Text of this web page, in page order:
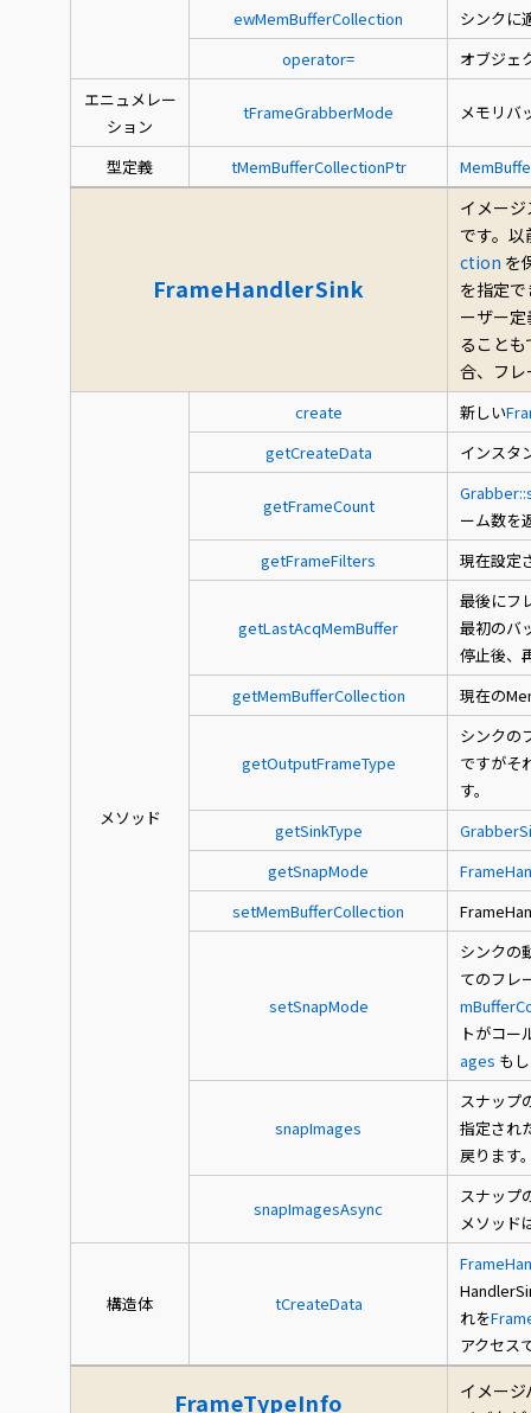
ewMemBufferCollection
シンクに
operator=
オブジェ
エニュメレー
ション
tFrameGrabberMode メモリバ
型定義 tMemBufferCollectionPtr
FrameHandlerSink
イメー
です。以
ction を
を指定
ーザー
ること
合、フ
メソッド
create 新しい
getCreateData
インスタ
getFrameCount
ーム数を
getFrameFilters
現在設定
getLastAcqMemBuffer
最後にフ
最初のバ
停止後、
getMemBufferCollection
現在の
getOutputFrameType
シンクの
ですがそ
す。
getSinkType
getSnapMode
setMemBufferCollection
setSnapMode
シンクの
てのフレ
トがコ
ages も
snapImages
スナップ
指定され
戻ります
snapImagesAsync
スナップ
メソッド
構造体 tCreateData
れを
アクセス
FrameTypeInfo
イメー